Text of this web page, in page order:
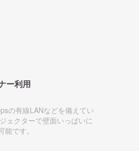
ー利用
の有線LANなどを備えてい
ェクターで壁面いっぱいに
です。